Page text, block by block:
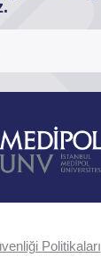
Politikaları